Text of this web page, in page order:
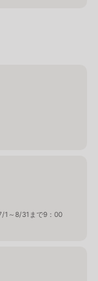
1～8/31まで9：00